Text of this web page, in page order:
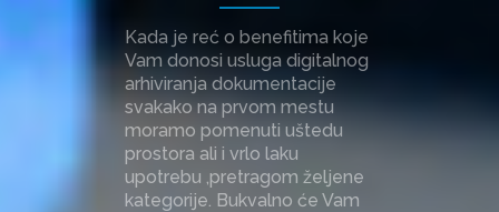
Kada je reć o benefitima koje
Vam donosi usluga digitalnog
arhiviranja dokumentacije
svakako na prvom mestu
moramo pomenuti uštedu
prostora ali i vrlo laku
upotrebu ,pretragom željene
kategorije. Bukvalno će Vam